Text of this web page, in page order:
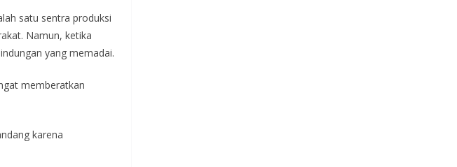
satu sentra produksi
Namun, ketika
yang memadai.
memberatkan
karena